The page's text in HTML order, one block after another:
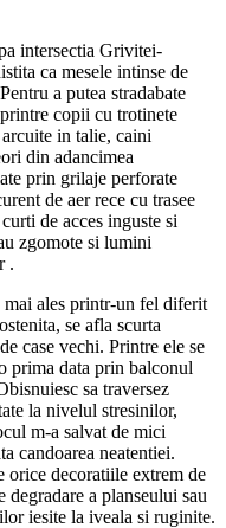
intersectia Grivitei-
ca mesele intinse de
a putea stradabate
copii cu trotinete
in talie, caini
din adancimea
prin grilaje perforate
de aer rece cu trasee
de acces inguste si
zgomote si lumini
.
mai ales printr-un fel diferit
se afla scurta
case vechi. Printre ele se
prima data prin balconul
sa traversez
la nivelul stresinilor,
m-a salvat de mici
candoarea neatentiei.
orice decoratiile extrem de
degradare a planseului sau
iesite la iveala si ruginite.